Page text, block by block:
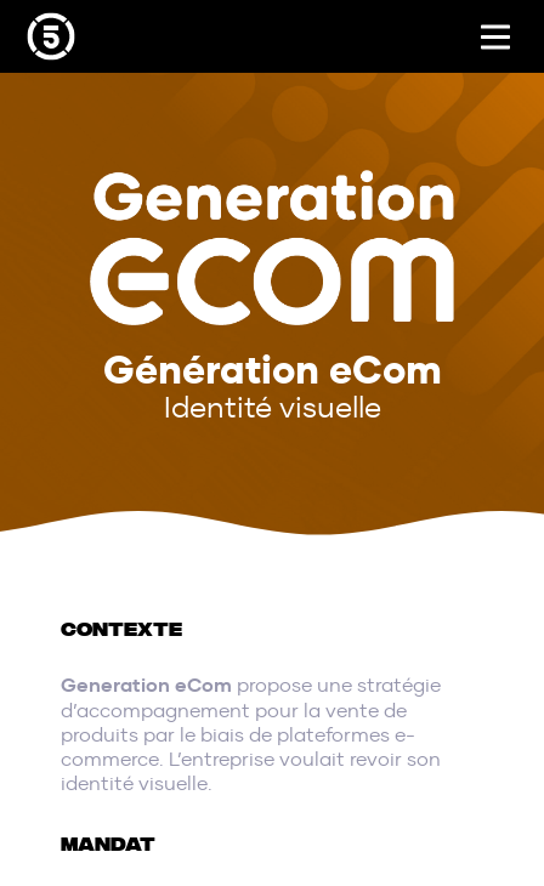
Génération eCom
Identité visuelle
CONTEXTE
Generation eCom propose une stratégie
d’accompagnement pour la vente de
produits par le biais de plateformes e-
commerce. L’entreprise voulait revoir son
identité visuelle.
MANDAT